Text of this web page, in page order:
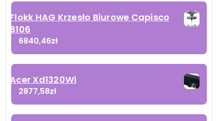
Flokk HAG Krzesło Biurowe Capisco
8106
6840,46zł
Acer Xd1320Wi
2877,58zł